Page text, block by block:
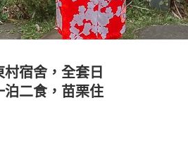
宿舍，全套日
二食，苗栗住